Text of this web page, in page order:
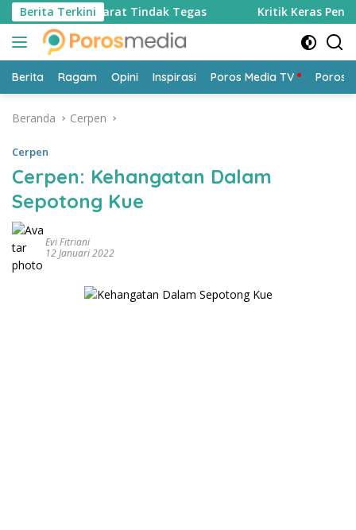
Langsung
ke
konten
Berita Terkini
Barat Tindak Tegas Kritik Keras Penebangan
Berita Ragam Opini Inspirasi Poros Media TV Poros
Beranda Cerpen
Cerpen
Cerpen: Kehangatan Dalam
Sepotong Kue
Evi Fitriani
12 Januari 2022